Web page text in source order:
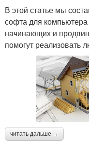
В этой статье мы
софта для
начинающих и
помогут реализовать
читать дальше →